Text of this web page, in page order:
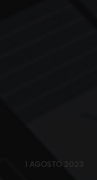
1 AGOSTO 2023